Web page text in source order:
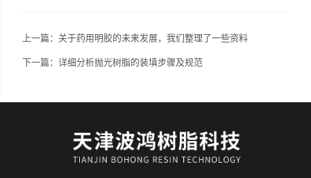
上一篇： 关于药用明胶的未来发展，我们整理了一些资料
下一篇：详细分析抛光树脂的装填步骤及规范